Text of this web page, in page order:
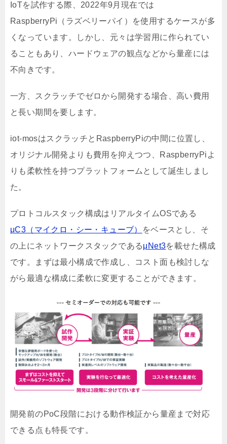
IoTを試作する際、2022年9月現在では
RaspberryPi（ラズベリーパイ）を使用するケースが多
くなっています。しかし、元々は学習用に作られてい
ることもあり、ハードウェアの観点などから量産には
不向きです。
一方、スクラッチでゼロから開発する場合、高い費用
と長い期間を要します。
iot-mosはスクラッチとRaspberryPiの中間に位置し、
オリジナル開発よりも費用を抑えつつ、RaspberryPiよ
りも柔軟性を持つプラットフォームとして誕生しまし
た。
プロトコルスタック構成はリアルタイムOSである
μC3（マイクロ・シー・キューブ）
をベースとし、そ
の上にネットワークスタックであるμNet3を載せた構成
です。まずは最小構成で作成し、コスト面も検討しな
がら最適な構成に柔軟に変更することができます。
開発前のPoC段階における動作検証から量産まで対応
できる点も特長です。